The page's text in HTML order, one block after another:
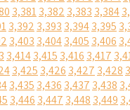
3,3813,382 3,383 3,384
3,392 3,393 3,3943,395
3,403 3,4043,405 3,406
3,4143,415 3,416 3,417
3,425 3,426 3,427 3,428
3,435 3,436 3,437 3,438
3,446 3,447 3,448 3,449